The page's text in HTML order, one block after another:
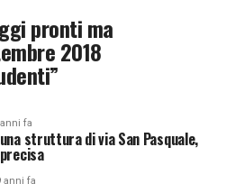
pronti ma
2018
fa
struttura di via San Pasquale,
anni fa